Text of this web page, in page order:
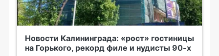
Новости Калининграда: «рост» гостиницы
на Горького, рекорд филе и нудисты 90-х